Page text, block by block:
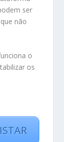
ser
não
o
os